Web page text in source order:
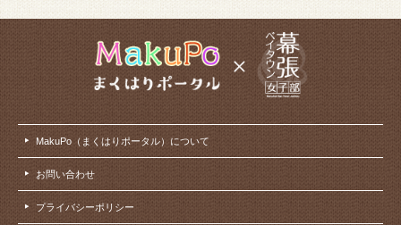
MakuPo（まくはりポータル）について
お問い合わせ
プライバシーポリシー